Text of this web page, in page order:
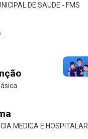
DE SAUDE - FMS
MEDICA E HOSPITALAR